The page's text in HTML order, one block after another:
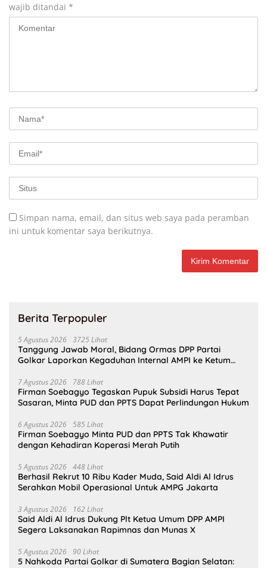
wajib ditandai *
Simpan nama, email, dan situs web saya pada peramban
ini untuk komentar saya berikutnya.
Berita Terpopuler
5 Agustus 2026 3725 Lihat
Tanggung Jawab Moral, Bidang Ormas DPP Partai
Golkar Laporkan Kegaduhan Internal AMPI ke Ketum
7 Agustus 2026 788 Lihat
Firman Soebagyo Tegaskan Pupuk Subsidi Harus Tepat
Sasaran, Minta PUD dan PPTS Dapat Perlindungan Hukum
6 Agustus 2026 585 Lihat
Firman Soebagyo Minta PUD dan PPTS Tak Khawatir
dengan Kehadiran Koperasi Merah Putih
5 Agustus 2026 448 Lihat
Berhasil Rekrut 10 Ribu Kader Muda, Said Aldi Al Idrus
Serahkan Mobil Operasional Untuk AMPG Jakarta
3 Agustus 2026 162 Lihat
Said Aldi Al Idrus Dukung Plt Ketua Umum DPP AMPI
Segera Laksanakan Rapimnas dan Munas X
5 Agustus 2026 90 Lihat
5 Nahkoda Partai Golkar di Sumatera Bagian Selatan: